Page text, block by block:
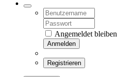
Angemeldet bleiben
Anmelden
Registrieren